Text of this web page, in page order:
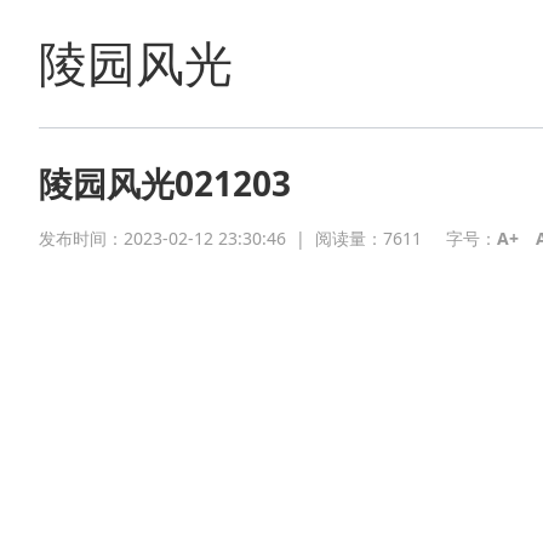
陵园风光
陵园风光021203
发布时间：2023-02-12 23:30:46 | 阅读量： 7611 字号： A+